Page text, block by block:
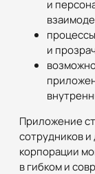
и
и
Приложение
сотрудников
корпорации
в гибком и